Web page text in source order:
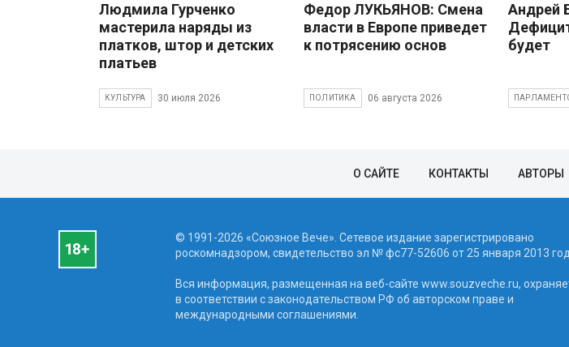
Людмила Гурченко
мастерила наряды из
платков, штор и детских
платьев
КУЛЬТУРА 30 июля 2026
Федор ЛУКЬЯНОВ: Смена
власти в Европе приведет
к потрясению основ
ПОЛИТИКА 06 августа 2026
будет
О САЙТЕ КОНТАКТЫ АВТОРЫ
© 1991-2026 «Союзное Вече». Сетевое издание зарегистрировано
роскомнадзором, свидетельство эл № фc77-52606 от 25 января 2013
Вся информация, размещенная на веб-сайте www.souzveche.ru,
в соответствии с законодательством РФ об авторском праве и
международными соглашениями.